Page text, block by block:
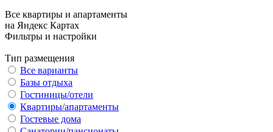
Все квартиры и апартаменты
на Яндекс Картах
Фильтры и настройки
Тип размещения
Все варианты
Базы отдыха
Гостиницы/отели
Квартиры/апартаменты
Гостевые дома